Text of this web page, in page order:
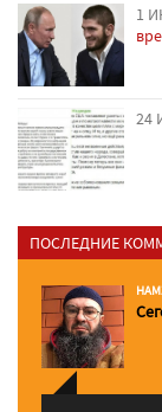
1
24
ПОСЛЕДНИЕ